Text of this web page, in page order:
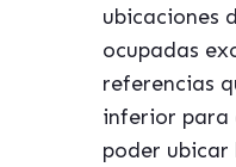
ubicaciones
ocupadas
referencias
inferior para
poder